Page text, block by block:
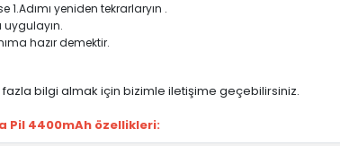
1.Adımı yeniden tekrarlaryın .
hazır demektir.
bilgi almak için bizimle iletişime geçebilirsiniz.
Pil 4400mAh özellikleri: